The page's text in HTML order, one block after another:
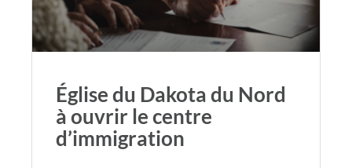
Église du Dakota du Nord
à ouvrir le centre
d’immigration